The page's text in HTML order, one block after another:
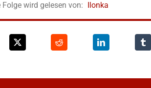
Folge wird gelesen von:
Ilonka